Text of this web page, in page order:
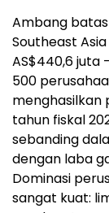
Ambang
Southeast
AS$440,6 juta
500
menghasilkan
tahun fiskal
sebanding
dengan laba
Dominasi
sangat kuat: